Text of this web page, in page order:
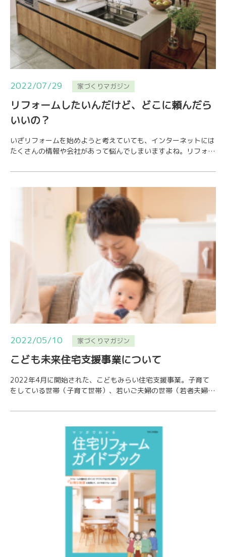
2022/07/29 家づくりマガジン
リフォームしたいんだけど、どこに頼んだら
いいの？
いざリフォームを始めようと考えていても、インターネットには
たくさんの情報や会社があって悩んでしまいますよね。リフォー
2022/05/10 家づくりマガジン
こども未来住宅支援事業について
2022年4月に開始された、こどもみらい住宅支援事業。子育て
をしている世帯（子育て世帯）、若いご夫婦の世帯（若者夫婦世